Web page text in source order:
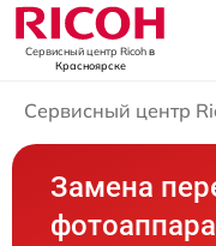
Сервисный центр Ricohв
Красноярске
Сервисный центр
Замена